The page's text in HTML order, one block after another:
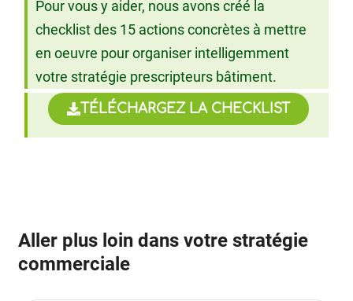
Pour vous y aider, nous avons créé la
checklist des 15 actions concrètes à mettre
en oeuvre pour organiser intelligemment
votre stratégie prescripteurs bâtiment.
TÉLÉCHARGEZ LA CHECKLIST
Aller plus loin dans votre stratégie
commerciale